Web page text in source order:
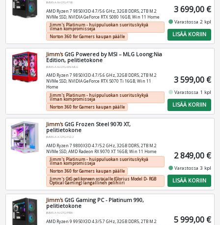
JIMMS-A-N-GTG-P780
AMD Ryzen 7 9850X3D 4.7/5.6 GHz, 32GB DDR5, 2TB M.2
NVMe SSD, NVIDIA GeForce RTX 5080 16GB, Win 11 Home
Jimm's Platinum - huippuluokan suorituskykyä
ilman kompromisseja
Norton 360 for Gamers kaupan päälle
3 699,00 €
fiber_manual_recordVarastossa 2 kpl
LISÄÄ KORIIN
Jimm'sGtG Powered by MSI – MLG Loong:Nia
Edition, pelitietokone
JIMMS-A-N-GTG-MSI-MLG
AMD Ryzen 7 9850X3D 4.7/5.6 GHz, 32GB DDR5, 2TB M.2
NVMe SSD, NVIDIA GeForce RTX 5070 Ti 16GB, Win 11
Home
Jimm's Platinum - huippuluokan suorituskykyä
ilman kompromisseja
Norton 360 for Gamers kaupan päälle
3 599,00 €
fiber_manual_record Varastossa 1 kpl
LISÄÄ KORIIN
Jimm'sGtG Frozen Steel 9070 XT,
pelitietokone
JIMMS-A-A-GTG-FS2.2
AMD Ryzen 7 9800X3D 4.7/5.2 GHz, 32GB DDR5, 2TB M.2
NVMe SSD, AMD Radeon RX 9070 XT 16GB, Win 11 Home
Jimm's Platinum - huippuluokan suorituskykyä
ilman kompromisseja
Norton 360 for Gamers kaupan päälle
Jimm's GtG pelikoneen ostajalle (Glorius Model D- RGB
Optical Gaming) langallinen pelihiiri
2 849,00 €
fiber_manual_recordVarastossa 3 kpl
LISÄÄ KORIIN
Jimm'sGtG Gaming PC - Platinum 990,
pelitietokone
JIMMS-A-N-GTG-P990
AMD Ryzen 9 9950X3D 4.3/5.7 GHz, 32GB DDR5, 2TB M.2
5 999,00 €